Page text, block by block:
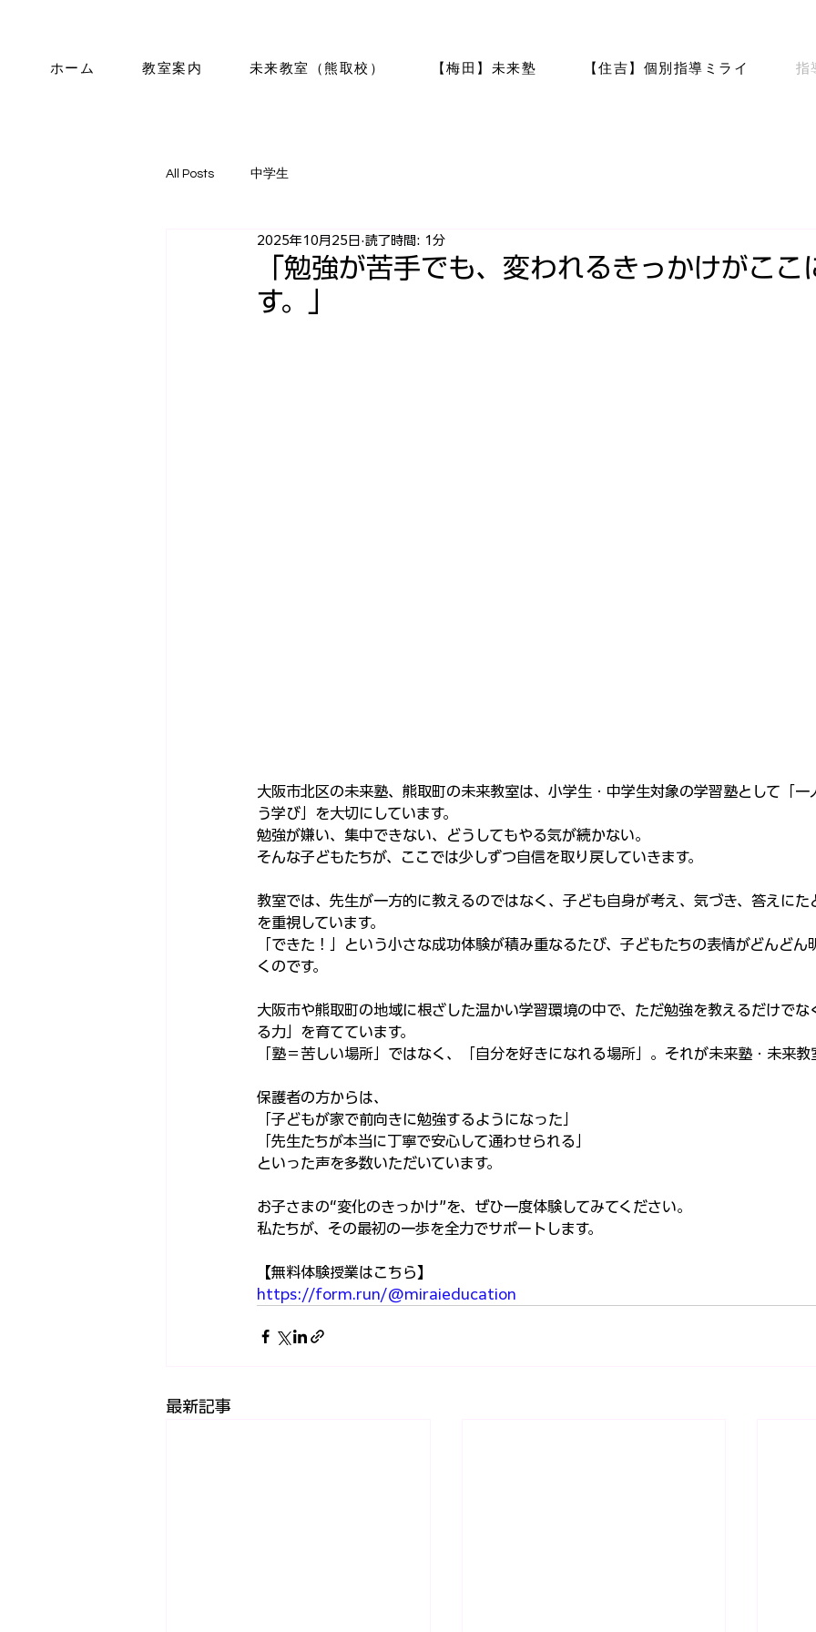
ホーム 教室案内 未来教室（熊取校） 【梅田】未来塾 【住吉】個別指導ミライ 指
All Posts 中学生
「勉強が苦手でも、変われるきっかけがここ
す。」
2025年10月25日 読了時間: 1分
大阪市北区の未来塾、熊取町の未来教室は、小学生・中学生対象の学習塾として「一
う学び」を大切にしています。
勉強が嫌い、集中できない、どうしてもやる気が続かない。
そんな子どもたちが、ここでは少しずつ自信を取り戻していきます。
教室では、先生が一方的に教えるのではなく、子ども自身が考え、気づき、答えにた
を重視しています。
「できた！」という小さな成功体験が積み重なるたび、子どもたちの表情がどんどん
くのです。
大阪市や熊取町の地域に根ざした温かい学習環境の中で、ただ勉強を教えるだけでな
る力」を育てています。
「塾＝苦しい場所」ではなく、「自分を好きになれる場所」。それが未来塾・未来教
保護者の方からは、
「子どもが家で前向きに勉強するようになった」
「先生たちが本当に丁寧で安心して通わせられる」
といった声を多数いただいています。
お子さまの“変化のきっかけ”を、ぜひ一度体験してみてください。
私たちが、その最初の一歩を全力でサポートします。
【無料体験授業はこちら】
https://form.run/@miraieducation
最新記事